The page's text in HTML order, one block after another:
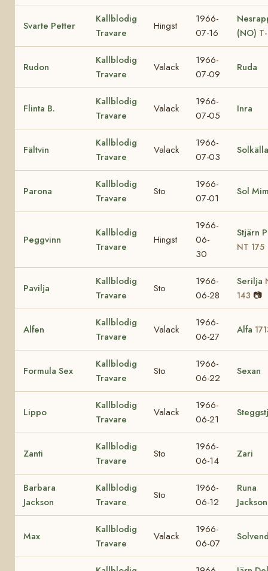
Svarte Petter
Kallblodig
Travare
Hingst
1966-
07-16
(NO)
Rudon
Kallblodig
Travare
Valack
1966-
07-09
Ruda
Flinta B.
Kallblodig
Travare
Valack
1966-
07-05
Inra
Fältvin
Kallblodig
Travare
Valack
1966-
07-03
Solkälla
Parona
Kallblodig
Travare
Sto
1966-
07-01
Sol
Peggvinn
Kallblodig
Travare
Hingst
1966-
06-
30
Stjärn
NT 175
Pavilja
Kallblodig
Travare
Sto
1966-
06-28
Serilja
143 📷
Alfen
Kallblodig
Travare
Valack
1966-
06-27
Alfa
Formula Sex
Kallblodig
Travare
Sto
1966-
06-22
Sexan
Lippo
Kallblodig
Travare
Valack
1966-
06-21
Zanti
Kallblodig
Travare
Sto
1966-
06-14
Zari
Barbara
Jackson
Kallblodig
Travare
Sto
1966-
06-12
Runa
Jackson
Max
Kallblodig
Travare
Valack
1966-
06-07